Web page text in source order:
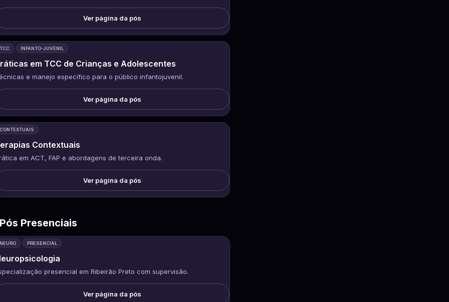
Ver página da pós
TCC INFANTO-JUVENIL
em TCC de Crianças e Adolescentes
e manejo específico para o público infantojuvenil.
Ver página da pós
CONTEXTUAIS
Contextuais
em ACT, FAP e abordagens de terceira onda.
Ver página da pós
Pós Presenciais
NEURO PRESENCIAL
presencial em Ribeirão Preto com supervisão.
Ver página da pós